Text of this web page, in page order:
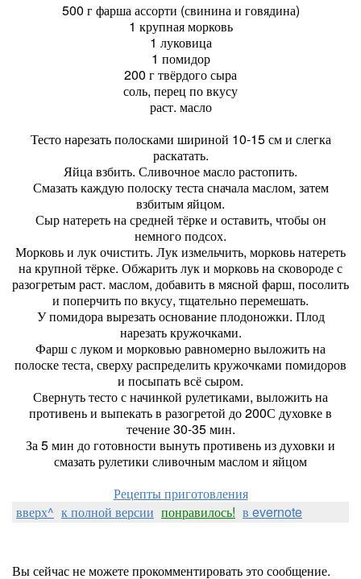
500 г фарша ассорти (свинина и говядина)
1 крупная морковь
1 луковица
1 помидор
200 г твёрдого сыра
соль, перец по вкусу
раст. масло
Тесто нарезать полосками шириной 10-15 см и слегка
раскатать.
Яйца взбить. Сливочное масло растопить.
Смазать каждую полоску теста сначала маслом, затем
взбитым яйцом.
Сыр натереть на средней тёрке и оставить, чтобы он
немного подсох.
Морковь и лук очистить. Лук измельчить, морковь натереть
на крупной тёрке. Обжарить лук и морковь на сковороде с
разогретым раст. маслом, добавить в мясной фарш, посолить
и поперчить по вкусу, тщательно перемешать.
У помидора вырезать основание плодоножки. Плод
нарезать кружочками.
Фарш с луком и морковью равномерно выложить на
полоске теста, сверху распределить кружочками помидоров
и посыпать всё сыром.
Свернуть тесто с начинкой рулетиками, выложить на
противень и выпекать в разогретой до 200С духовке в
течение 30-35 мин.
За 5 мин до готовности вынуть противень из духовки и
смазать рулетики сливочным маслом и яйцом
Рецепты приготовления
вверх^ к полной версии понравилось! в evernote
Вы сейчас не можете прокомментировать это сообщение.